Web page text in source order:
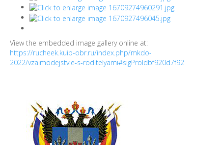
View the embedded image gallery online at:
https://rucheek.kuib-obr.ru/index.php/mkdo-
2022/vzaimodejstvie-s-roditelyami#sigProIdbf920d7f92